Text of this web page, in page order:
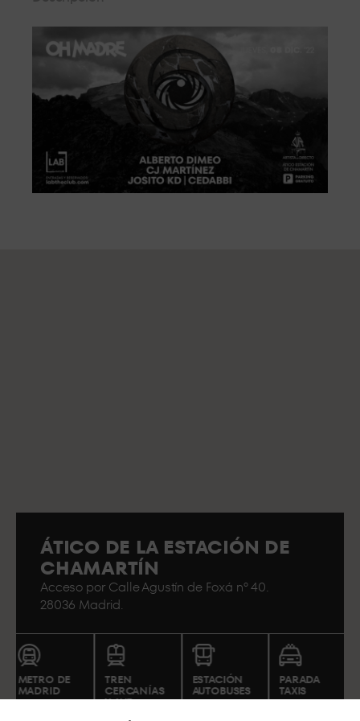
ÁTICO DE LA ESTACIÓN DE
CHAMARTÍN
Acceso por Calle Agustín de Foxá nº 40.
28036 Madrid.
METRO DE
MADRID
TREN
CERCANÍAS
Y AVE
ESTACIÓN
AUTOBUSES
PARADA
TAXIS
sonido y la mejor atención.
STANDARD 4
En el centro de la sala, experimenta toda la presión del sonido
GRAN
OCUPACIÓN